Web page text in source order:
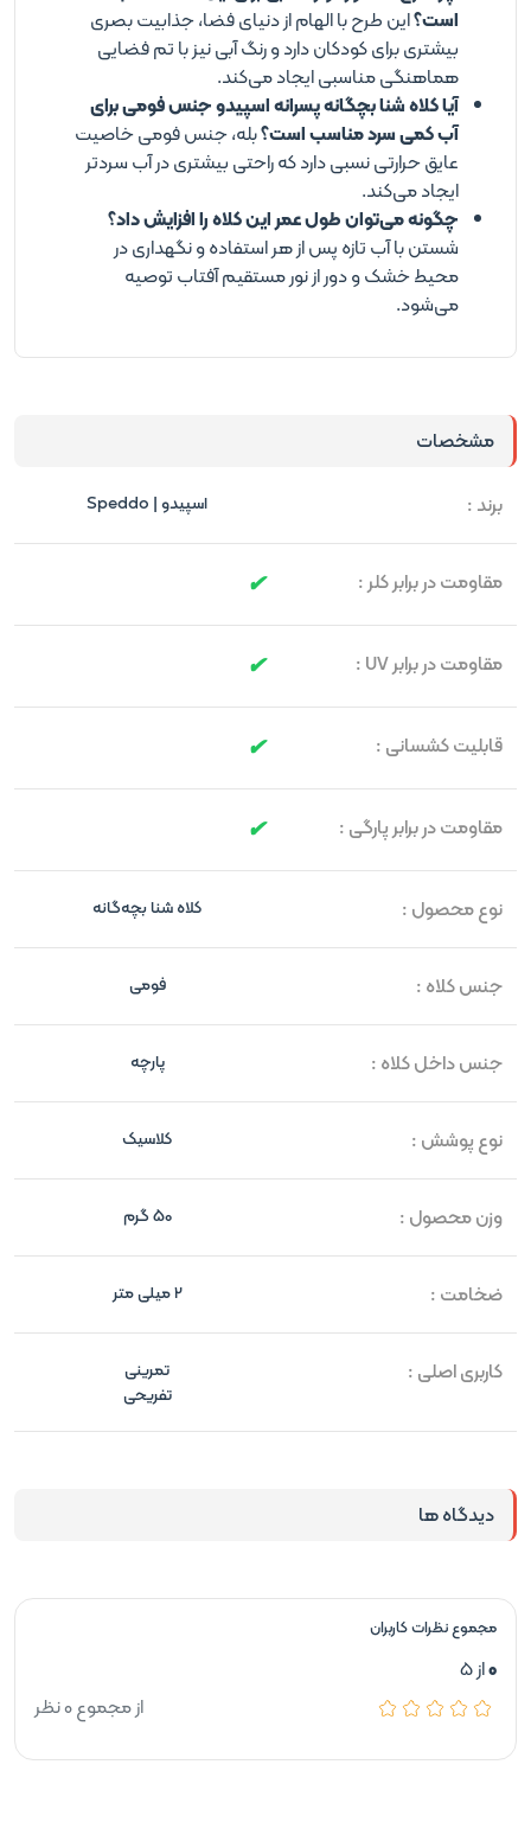
است؟این طرح با الهام از دنیای فضا، جذابیت بصری
بیشتری برای کودکان دارد و رنگ آبی نیز با تم فضایی
هماهنگی مناسبی ایجاد می‌کند.
آیا کلاه شنا بچگانه پسرانه اسپیدو جنس فومی برای
آب کمی سرد مناسب است؟بله، جنس فومی خاصیت
عایق حرارتی نسبی دارد که راحتی بیشتری در آب سردتر
ایجاد می‌کند.
چگونه می‌توان طول عمر این کلاه را افزایش داد؟
شستن با آب تازه پس از هر استفاده و نگهداری در
محیط خشک و دور از نور مستقیم آفتاب توصیه
می‌شود.
مشخصات
برند :
اسپیدو | Speddo
مقاومت در برابر کلر :
مقاومت در برابر UV :
قابلیت کشسانی :
مقاومت در برابر پارگی :
نوع محصول : کلاه شنا بچه‌گانه
جنس کلاه : فومی
جنس داخل کلاه : پارچه
نوع پوشش : کلاسیک
وزن محصول : 50 گرم
ضخامت : 2 میلی متر
کاربری اصلی :
تمرینی
تفریحی
دیدگاه ها
مجموع نظرات کاربران
0از 5
از مجموع 0 نظر